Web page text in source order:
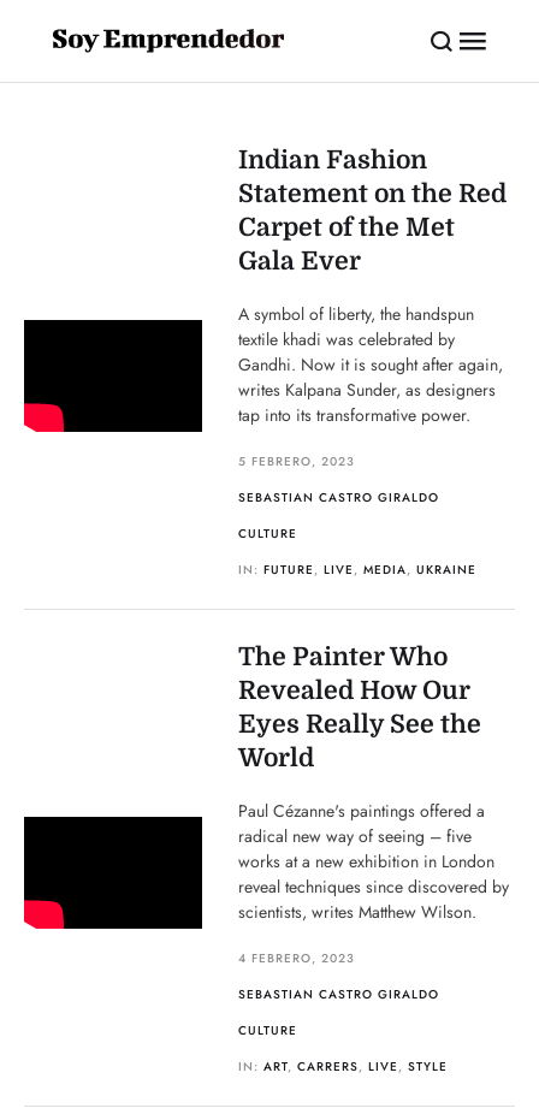
Indian Fashion
Statement on the Red
Carpet of the Met
Gala Ever
A symbol of liberty, the handspun
textile khadi was celebrated by
Gandhi. Now it is sought after again,
writes Kalpana Sunder, as designers
tap into its transformative power.
5 FEBRERO, 2023
SEBASTIAN CASTRO GIRALDO
CULTURE
IN:FUTURE ,LIVE ,MEDIA,UKRAINE
The Painter Who
Revealed How Our
Eyes Really See the
World
Paul Cézanne's paintings offered a
radical new way of seeing – five
works at a new exhibition in London
reveal techniques since discovered by
scientists, writes Matthew Wilson.
4 FEBRERO, 2023
SEBASTIAN CASTRO GIRALDO
CULTURE
IN:ART,CARRERS,LIVE ,STYLE